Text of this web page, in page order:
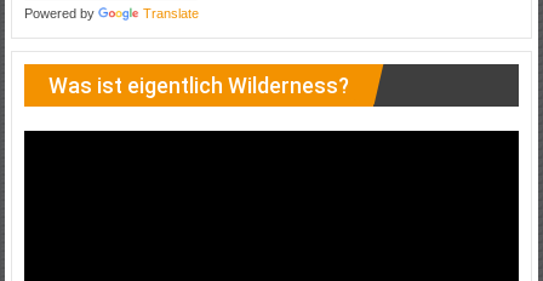
Powered by Translate
Was ist eigentlich Wilderness?